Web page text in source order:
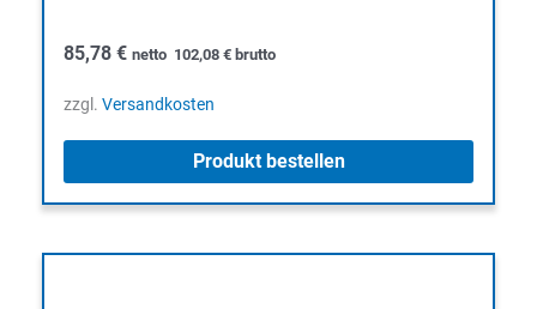
85,78 € netto 102,08 € brutto
zzgl. Versandkosten
Produkt bestellen